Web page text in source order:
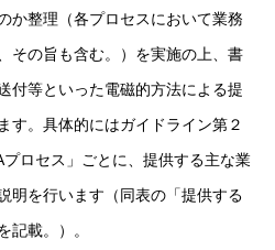
か整理（各プロセスにおいて業務
その旨も含む。）を実施の上、書
付等といった電磁的方法による提
す。具体的にはガイドライン第２
ロセス」ごとに、提供する主な業
明を行います（同表の「提供する
記載。）。